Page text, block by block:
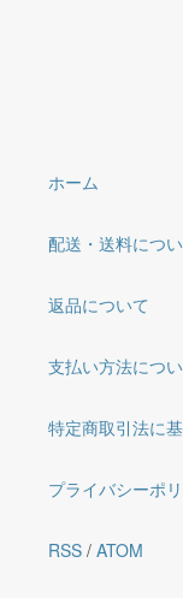
ホーム
配送・送料につ
返品について
支払い方法につ
特定商取引法に
プライバシーポ
RSS / ATOM